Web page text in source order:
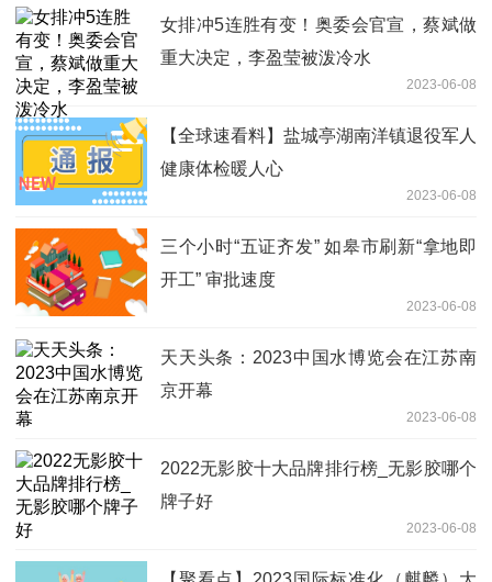
女排冲5连胜有变！奥委会官宣，蔡斌做
重大决定，李盈莹被泼冷水
2023-06-08
【全球速看料】盐城亭湖南洋镇退役军人
健康体检暖人心
2023-06-08
三个小时“五证齐发” 如皋市刷新“拿地即
开工” 审批速度
2023-06-08
天天头条：2023中国水博览会在江苏南
京开幕
2023-06-08
2022无影胶十大品牌排行榜_无影胶哪个
牌子好
2023-06-08